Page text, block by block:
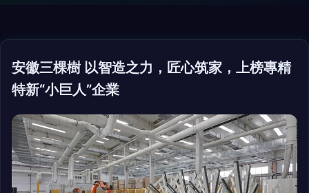
安徽三棵樹 以智造之力，匠心筑家，上榜專精
特新“小巨人”企業